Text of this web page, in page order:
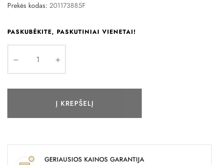
Prekės kodas: 201173885F
PASKUBĖKITE, PASKUTINIAI VIENETAI!
Į KREPŠELĮ
GERIAUSIOS KAINOS GARANTIJA